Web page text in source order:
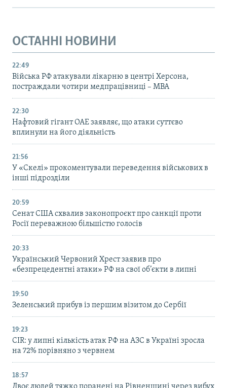
ОСТАННІ НОВИНИ
22:49
Війська РФ атакували лікарню в центрі Херсона,
постраждали чотири медпрацівниці – МВА
22:30
Нафтовий гігант ОАЕ заявляє, що атаки суттєво
вплинули на його діяльність
21:56
У «Скелі» прокоментували переведення військових в
інші підрозділи
20:59
Cенат США схвалив законопроєкт про санкції проти
Росії переважною більшістю голосів
20:33
Український Червоний Хрест заявив про
«безпрецедентні атаки» РФ на свої об’єкти в липні
19:50
Зеленський прибув із першим візитом до Сербії
19:23
CIR: у липні кількість атак РФ на АЗС в Україні зросла
на 72% порівняно з червнем
18:57